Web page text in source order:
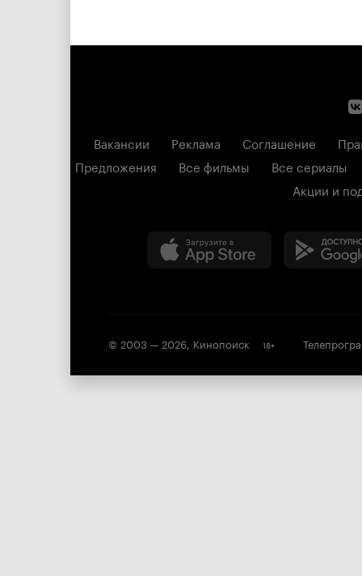
Вакансии Реклама Соглашение
Предложения
Все фильмы
Все сериалы
Акции и
© 2003 — 2026, Кинопоиск 18+